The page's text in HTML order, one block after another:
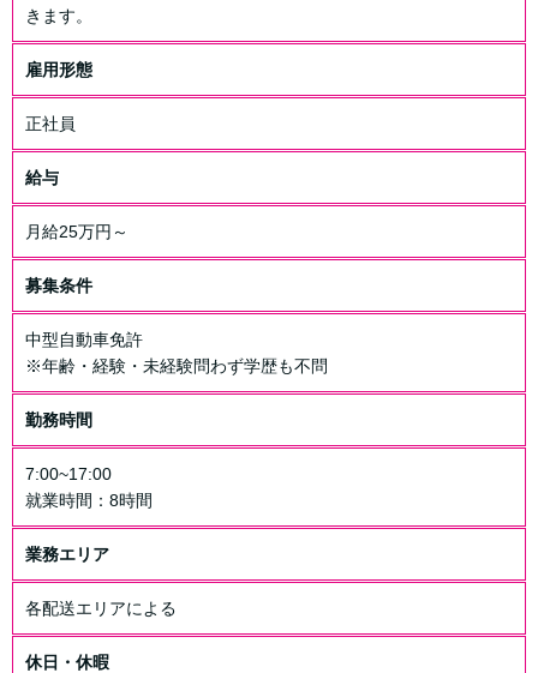
きます。
雇用形態
正社員
給与
月給25万円～
募集条件
中型自動車免許
※年齢・経験・未経験問わず学歴も不問
勤務時間
7:00~17:00
就業時間：8時間
業務エリア
各配送エリアによる
休日・休暇